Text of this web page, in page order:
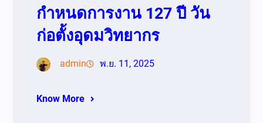
กำหนดการงาน 127 ปี วัน
ก่อตั้งอุดมวิทยากร
admin พ.ย. 11, 2025
Know More